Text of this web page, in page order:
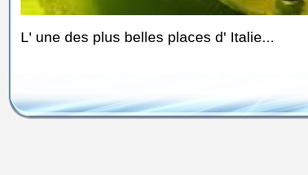
L' une des plus belles places d' Italie...